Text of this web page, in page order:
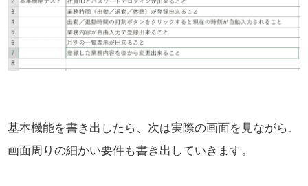
基本機能を書き出したら、次は実際の画面を見ながら、
画面周りの細かい要件も書き出していきます。